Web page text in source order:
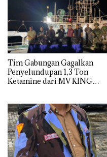
Tim Gabungan Gagalkan
Penyelundupan 1,3 Ton
Ketamine dari MV KING